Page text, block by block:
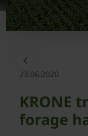
23.06.2020
KRONE
forage